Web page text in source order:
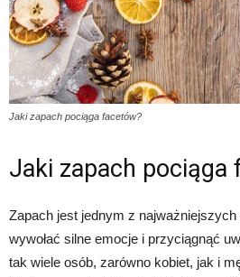
Jaki zapach pociąga facetów?
Jaki zapach pociąga
Zapach jest jednym z
wywołać silne emocje i przyciągnąć
tak wiele osób, zarówno kobiet, jak i